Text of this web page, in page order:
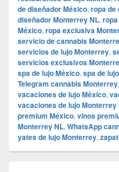
de diseñador México, ropa de
diseñador Monterrey NL,
México, ropa exclusiva
servicio de cannabis
servicios de lujo Monterrey,
servicios exclusivos
spa de lujo México, spa de
Telegram cannabis Monterrey,
vacaciones de lujo México,
vacaciones de lujo Monterrey
premium México, vinos
Monterrey NL, WhatsApp
yates de lujo Monterrey,